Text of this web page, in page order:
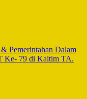
Pemerintahan Dalam
Ke- 79 di Kaltim TA.